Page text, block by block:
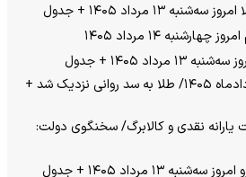
مرداد ۱۴۰۵ + جدول
۱۴ مرداد ۱۴۰۵
۱۴۰۵ + جدول
قیمت طلا امروز ۱۵ مردادماه ۱۴۰۵/ طلا به سد روانی نزدیک شد +
یارانه نقدی و کالابرگ/ سخنگوی دولت:
۱۳ مرداد ۱۴۰۵ + جدول